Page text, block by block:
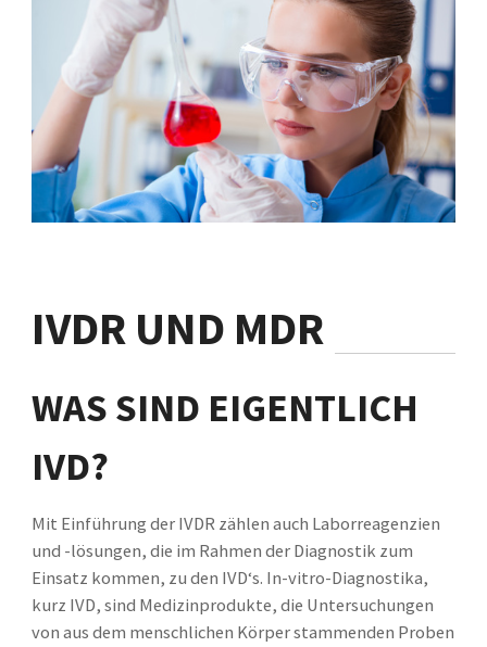
IVDR UND MDR
WAS SIND EIGENTLICH
IVD?
Mit Einführung der IVDR zählen auch Laborreagenzien
und -lösungen, die im Rahmen der Diagnostik zum
Einsatz kommen, zu den IVD‘s. In-vitro-Diagnostika,
kurz IVD, sind Medizinprodukte, die Untersuchungen
von aus dem menschlichen Körper stammenden Proben